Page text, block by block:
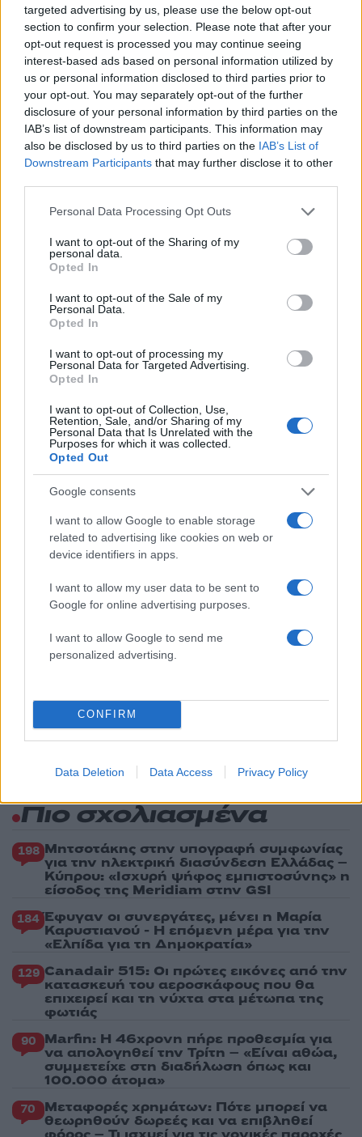
targeted advertising by us, please use the below opt-out
section to confirm your selection. Please note that after your
opt-out request is processed you may continue seeing
interest-based ads based on personal information utilized by
us or personal information disclosed to third parties prior to
your opt-out. You may separately opt-out of the further
disclosure of your personal information by third parties on the
IAB’s list of downstream participants. This information may
also be disclosed by us to third parties on the IAB’s List of
Downstream Participants that may further disclose it to other
Please note that this website/app uses one or more Google
not limited to your visit or usage behaviour. You may click to
grant or deny consent to Google and its third-party tags to
use your data for below specified purposes in below Google
consent section.
Personal Data Processing Opt Outs
I want to opt-out of the Sharing of my
personal data.
Opted In
I want to opt-out of the Sale of my
Personal Data.
Opted In
I want to opt-out of processing my
Personal Data for Targeted Advertising.
Opted In
I want to opt-out of Collection, Use,
Retention, Sale, and/or Sharing of my
Personal Data that Is Unrelated with the
Purposes for which it was collected.
Opted Out
Google consents
I want to allow Google to enable storage
related to advertising like cookies on web or
device identifiers in apps.
I want to allow my user data to be sent to
Google for online advertising purposes.
I want to allow Google to send me
personalized advertising.
CONFIRM
Data Deletion Data Access Privacy Policy
2000 /2000
Υποβολή σχολίου
Όροι Χρήσης. Το site προστατεύεται από reCAPTCHA, ισχύουν
Πολιτική Απορρήτου&Όροι Χρήσηςτης Google.
Αθλητικά
ΕΘΝΙΚΗ ΠΟΡΤΟΓΑΛΙΑΣ
Share:
Ακολουθήστε το Νewsit.gr στο Google News
ενημερωθείτε πρώτοι για όλη την ειδησεογραφία και τα
τελευταία νέα
Πιο δημοφιλή
Η Ελένη Φωτοπούλου ευχήθηκε για τη
γιορτή του Άκη Παυλόπουλου: «Δεκαπέντε
χρόνια μου διδάσκει υπομονή και αγάπη»
Αριστοτέλης Δαμίγος: Στο Αποτεφρωτήριο
Ριτσώνας το «ύστατο χαίρε» στον Έλληνα
σύνδεσμο του ελικοπτέρου που έπεσε στην
«Αφιέρωσε τη ζωή της στο να βοηθά
ανθρώπους που είχαν ανάγκη» - Η πρώτη
Λίζα που βρέθηκε νεκρή στην Κυψέλη
Η Αγγελική Ηλιάδη περιγράφει το θαύμα
μου»
5Ο Γιάννης Φακίνος αποκάλυψε πώς έγινε
viral το τραγούδι του «Λογαριασμός» που
Πιο σχολιασμένα
198 Μητσοτάκης στην υπογραφή συμφωνίας
για την ηλεκτρική διασύνδεση Ελλάδας –
Κύπρου: «Ισχυρή ψήφος εμπιστοσύνης» η
είσοδος της Meridiam στην GSI
184 Έφυγαν οι συνεργάτες, μένει η Μαρία
Καρυστιανού - Η επόμενη μέρα για την
«Ελπίδα για τη Δημοκρατία»
129 Canadair 515: Οι πρώτες εικόνες από την
κατασκευή του αεροσκάφους που θα
επιχειρεί και τη νύχτα στα μέτωπα της
φωτιάς
90 Marfin: Η 46χρονη πήρε προθεσμία για
να απολογηθεί την Τρίτη – «Είναι αθώα,
συμμετείχε στη διαδήλωση όπως και
100.000 άτομα»
70 Μεταφορές χρημάτων: Πότε μπορεί να
θεωρηθούν δωρεές και να επιβληθεί